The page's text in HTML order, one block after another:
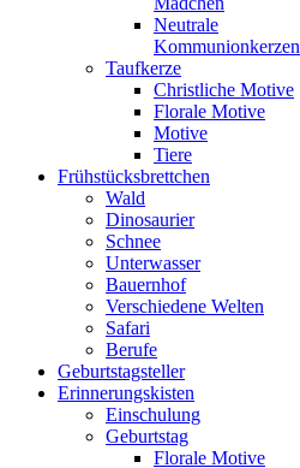
Neutrale
Kommunionkerzen
Taufkerze
Christliche Motive
Florale Motive
Motive
Tiere
Frühstücksbrettchen
Wald
Dinosaurier
Schnee
Unterwasser
Bauernhof
Verschiedene Welten
Safari
Berufe
Geburtstagsteller
Erinnerungskisten
Einschulung
Geburtstag
Florale Motive